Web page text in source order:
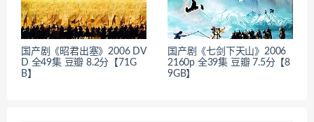
国产剧《昭君出塞》2006 DV
D 全49集 豆瓣 8.2分【71G
B】
国产剧《七剑下天山》2006
2160p 全39集 豆瓣 7.5分【8
9GB】